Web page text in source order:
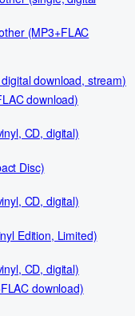
(MP3+FLAC
download)
Disc)
Edition, Limited)
download)